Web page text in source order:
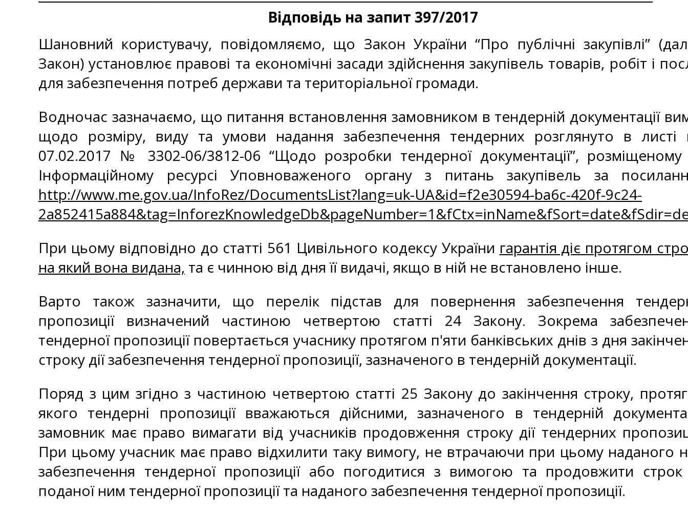
Відповідь на запит 397/2017
Шановний користувачу, повідомляємо, що Закон України “Про публічні закупівлі”
Закон) установлює правові та економічні засади здійснення закупівель товарів, робіт і
для забезпечення потреб держави та територіальної громади.
Водночас зазначаємо, що питання встановлення замовником в тендерній документації
щодо розміру, виду та умови надання забезпечення тендерних розглянуто в листі
07.02.2017 № 3302-06/3812-06 “Щодо розробки тендерної документації”,
Інформаційному ресурсі Уповноваженого органу з питань закупівель за
http://www.me.gov.ua/InfoRez/DocumentsList?lang=uk-UA&id=f2e30594-ba6c-420f-9c24-
При цьому відповідно до статті 561 Цивільного кодексу України гарантія діє протягом
на який вона видана, та є чинною від дня її видачі, якщо в ній не встановлено інше.
Варто також зазначити, що перелік підстав для повернення забезпечення
пропозиції визначений частиною четвертою статті 24 Закону. Зокрема
тендерної пропозиції повертається учаснику протягом п'яти банківських днів з дня
строку дії забезпечення тендерної пропозиції, зазначеного в тендерній документації.
Поряд з цим згідно з частиною четвертою статті 25 Закону до закінчення строку,
якого тендерні пропозиції вважаються дійсними, зазначеного в тендерній
замовник має право вимагати від учасників продовження строку дії тендерних
При цьому учасник має право відхилити таку вимогу, не втрачаючи при цьому наданого
забезпечення тендерної пропозиції або погодитися з вимогою та продовжити строк
поданої ним тендерної пропозиції та наданого забезпечення тендерної пропозиції.